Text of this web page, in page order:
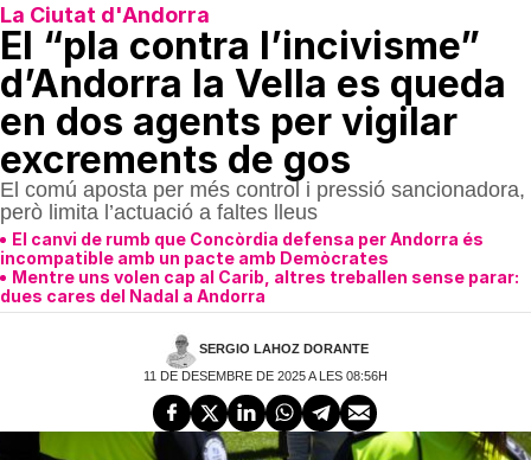
La Ciutat d'Andorra
El “pla contra l’incivisme”
d’Andorra la Vella es queda
en dos agents per vigilar
excrements de gos
El comú aposta per més control i pressió sancionadora,
però limita l’actuació a faltes lleus
El canvi de rumb que Concòrdia defensa per Andorra és
incompatible amb un pacte amb Demòcrates
Mentre uns volen cap al Carib, altres treballen sense parar:
dues cares del Nadal a Andorra
SERGIO LAHOZ DORANTE
11 DE DESEMBRE DE 2025 A LES 08:56H